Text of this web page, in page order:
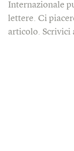
Internazionale
lettere. Ci
articolo. Scrivici